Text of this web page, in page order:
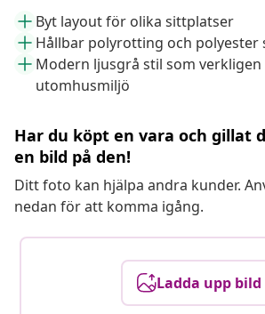
Byt layout för olika sittplatser
Hållbar polyrotting och polyester
Modern ljusgrå stil som
utomhusmiljö
Har du köpt en vara och gillat
en bild på den!
Ditt foto kan hjälpa andra kunder.
nedan för att komma igång.
Ladda upp bild